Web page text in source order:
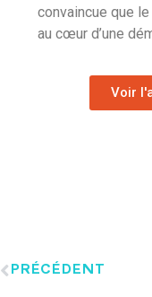
convaincue que
au cœur d’une
Voir
PRÉCÉDENT